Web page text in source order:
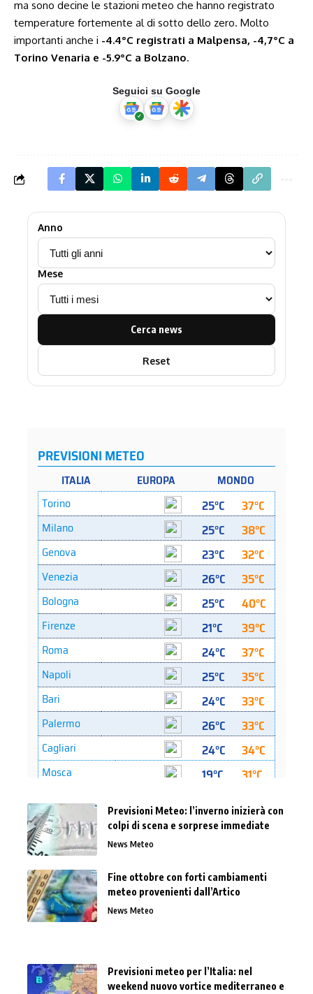
ma sono decine le stazioni meteo che hanno registrato
temperature fortemente al di sotto dello zero. Molto
importanti anche i -4.4°C registrati a Malpensa, -4,7°C a
Torino Venaria e -5.9°C a Bolzano.
Seguici su Google
Anno
Mese
Cerca news
Reset
Previsioni Meteo: l’inverno inizierà con
colpi di scena e sorprese immediate
News Meteo
Fine ottobre con forti cambiamenti
meteo provenienti dall’Artico
News Meteo
Previsioni meteo per l’Italia: nel
weekend nuovo vortice mediterraneo e